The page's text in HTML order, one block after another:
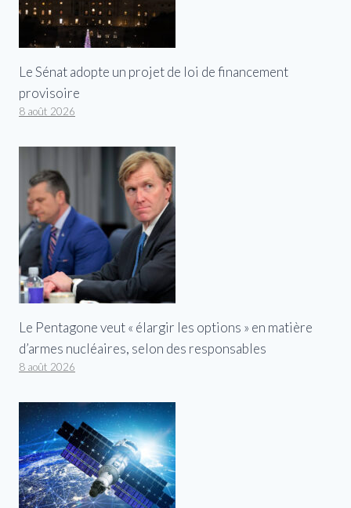
Le Sénat adopte un projet de loi de financement
provisoire
8 août 2026
Le Pentagone veut « élargir les options » en matière
d’armes nucléaires, selon des responsables
8 août 2026